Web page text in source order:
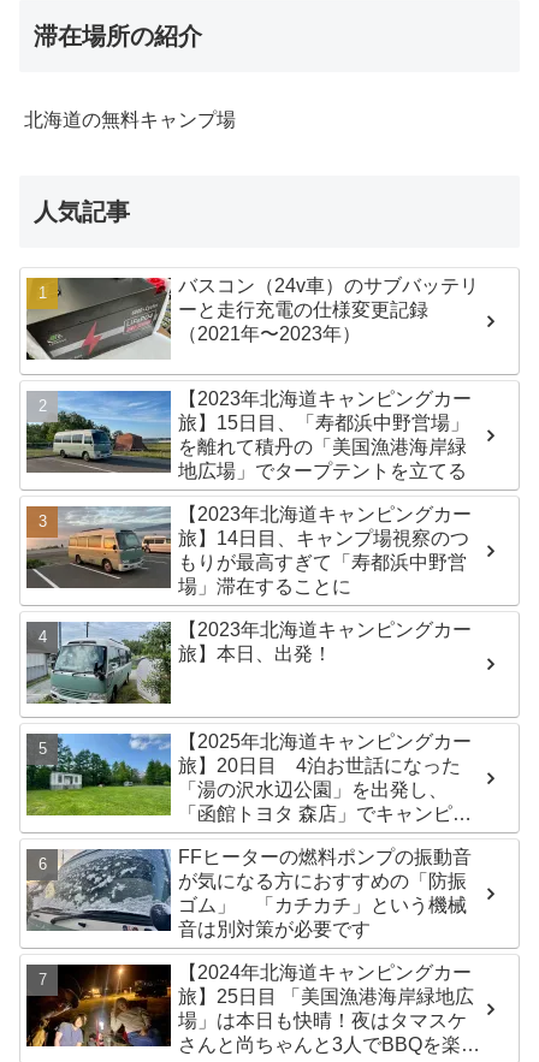
滞在場所の紹介
北海道の無料キャンプ場
人気記事
バスコン（24v車）のサブバッテリ
ーと走行充電の仕様変更記録
（2021年〜2023年）
【2023年北海道キャンピングカー
旅】15日目、「寿都浜中野営場」
を離れて積丹の「美国漁港海岸緑
地広場」でタープテントを立てる
【2023年北海道キャンピングカー
旅】14日目、キャンプ場視察のつ
もりが最高すぎて「寿都浜中野営
場」滞在することに
【2023年北海道キャンピングカー
旅】本日、出発！
【2025年北海道キャンピングカー
旅】20日目 4泊お世話になった
「湯の沢水辺公園」を出発し、
「函館トヨタ 森店」でキャンピン
グカーのオイル交換完了！今日は
伊達市の「徳舜瞥山麓キャンプ
場」へ
FFヒーターの燃料ポンプの振動音
が気になる方におすすめの「防振
ゴム」 「カチカチ」という機械
音は別対策が必要です
【2024年北海道キャンピングカー
旅】25日目 「美国漁港海岸緑地広
場」は本日も快晴！夜はタマスケ
さんと尚ちゃんと3人でBBQを楽し